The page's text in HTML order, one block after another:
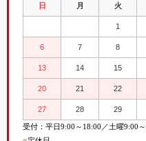
日 月 火
1
6 7 8
13 14 15
20 21 22
27 28 29
受付：平日9:00 ～ 18:00／土曜9:00 ～